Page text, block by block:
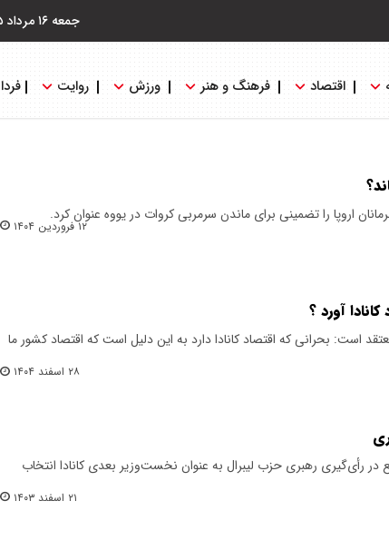
جمعه ۱۶ مرداد ۱۴۰۵
اقتصاد فرهنگ و هنر ورزش روایت فردا
اروپا را تضمینی برای ماندن سرمربی کروات در یووه عنوان کرد.
۱۲ فروردین ۱۴۰۴
آورد ؟
است: بحرانی که اقتصاد کانادا دارد به این دلیل است که اقتصاد کشور ما
۲۸ اسفند ۱۴۰۴
در رأی‌گیری رهبری حزب لیبرال به عنوان نخست‌وزیر بعدی کانادا انتخاب
۲۱ اسفند ۱۴۰۳